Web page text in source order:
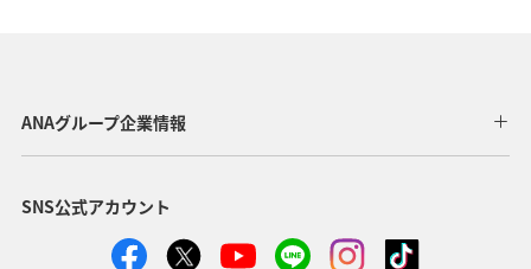
ANAグループ企業情報
SNS公式アカウント